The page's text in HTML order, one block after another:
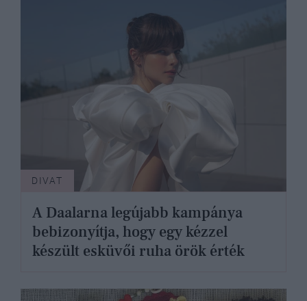
DIVAT
A Daalarna legújabb kampánya
bebizonyítja, hogy egy kézzel
készült esküvői ruha örök érték